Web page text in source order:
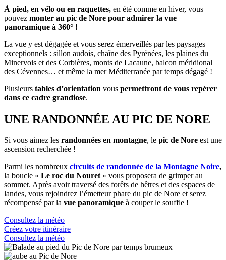
À pied, en vélo ou en raquettes, en été comme en hiver, vous
pouvez monter au pic de Nore pour admirer la vue
panoramique à 360° !
La vue y est dégagée et vous serez émerveillés par les paysages
exceptionnels : sillon audois, chaîne des Pyrénées, les plaines du
Minervois et des Corbières, monts de Lacaune, balcon méridional
des Cévennes… et même la mer Méditerranée par temps dégagé !
Plusieurs tables d’orientation vous permettront de vous repérer
dans ce cadre grandiose.
UNE RANDONNÉE AU PIC DE NORE
Si vous aimez les randonnées en montagne, le pic de Nore est une
ascension recherchée !
Parmi les nombreux circuits de randonnée de la Montagne Noire,
la boucle « Le roc du Nouret » vous proposera de grimper au
sommet. Après avoir traversé des forêts de hêtres et des espaces de
landes, vous rejoindrez l’émetteur phare du pic de Nore et serez
récompensé par la vue panoramique à couper le souffle !
Consultez la météo
Créez votre itinéraire
Consultez la météo